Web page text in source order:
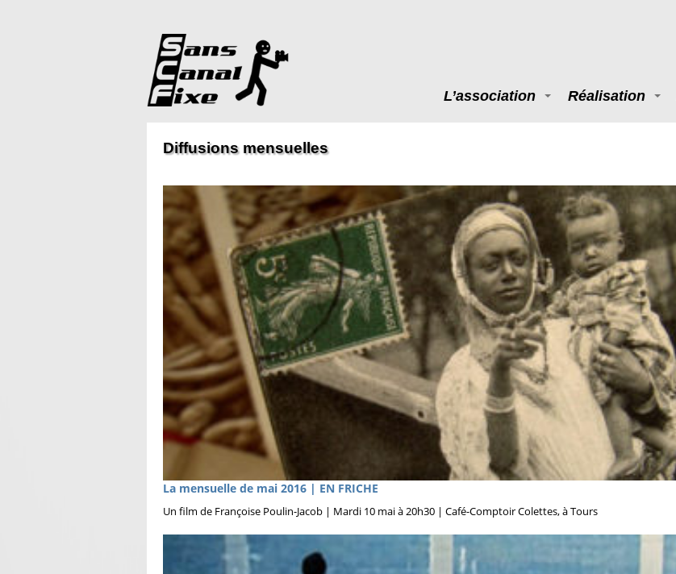
L’association Réalisation
Diffusions mensuelles
La mensuelle de mai 2016 | EN FRICHE
Un film de Françoise Poulin-Jacob | Mardi 10 mai à 20h30 | Café-Comptoir Colettes, à Tours